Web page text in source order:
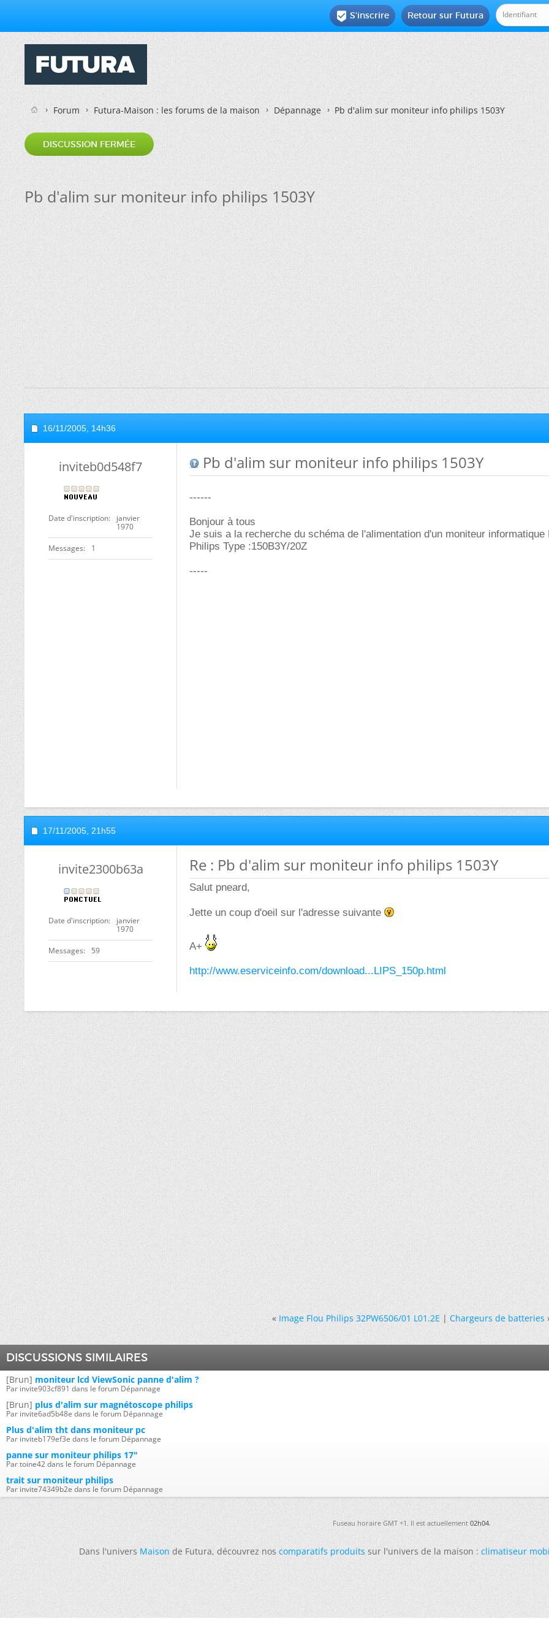
Retour sur Futura
 S'inscrire
Forum Futura-Maison : les forums de la maison Dépannage Pb d'alim sur moniteur info philips 1503Y
DISCUSSION FERMÉE
Pb d'alim sur moniteur info philips 1503Y
16/11/2005, 14h36
inviteb0d548f7
Date d'inscription
janvier
1970
Messages 1
Pb d'alim sur moniteur info philips 1503Y
------
Bonjour à tous
Je suis a la recherche du schéma de l'alimentation d'un moniteur informatique
Philips Type :150B3Y/20Z
-----
17/11/2005, 21h55
invite2300b63a
Date d'inscription
janvier
1970
Messages 59
Re : Pb d'alim sur moniteur info philips 1503Y
Salut pneard,
Jette un coup d'oeil sur l'adresse suivante
A+
http://www.eserviceinfo.com/download...LIPS_150p.html
« Image Flou Philips 32PW6506/01 L01.2E|Chargeurs de batteries
DISCUSSIONS SIMILAIRES
[Brun] moniteur lcd ViewSonic panne d'alim ?
Par invite903cf891 dans le forum Dépannage
[Brun] plus d'alim sur magnétoscope philips
Par invite6ad5b48e dans le forum Dépannage
Plus d'alim tht dans moniteur pc
Par inviteb179ef3e dans le forum Dépannage
panne sur moniteur philips 17"
Par toine42 dans le forum Dépannage
trait sur moniteur philips
Par invite74349b2e dans le forum Dépannage
Fuseau horaire GMT +1. Il est actuellement02h04.
Dans l'universMaisonde Futura, découvrez noscomparatifs produitssur l'univers de la maison :climatiseur